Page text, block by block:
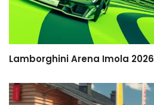
Lamborghini Arena Imola 2026